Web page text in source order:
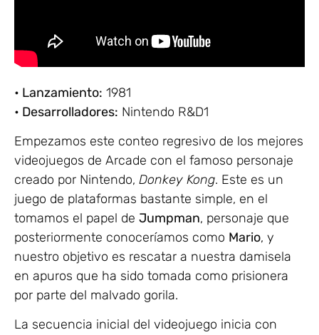
• Lanzamiento: 1981
• Desarrolladores: Nintendo R&D1
Empezamos este conteo regresivo de los mejores
videojuegos de Arcade con el famoso personaje
creado por Nintendo, Donkey Kong. Este es un
juego de plataformas bastante simple, en el
tomamos el papel de Jumpman, personaje que
posteriormente conoceríamos como Mario, y
nuestro objetivo es rescatar a nuestra damisela
en apuros que ha sido tomada como prisionera
por parte del malvado gorila.
La secuencia inicial del videojuego inicia con